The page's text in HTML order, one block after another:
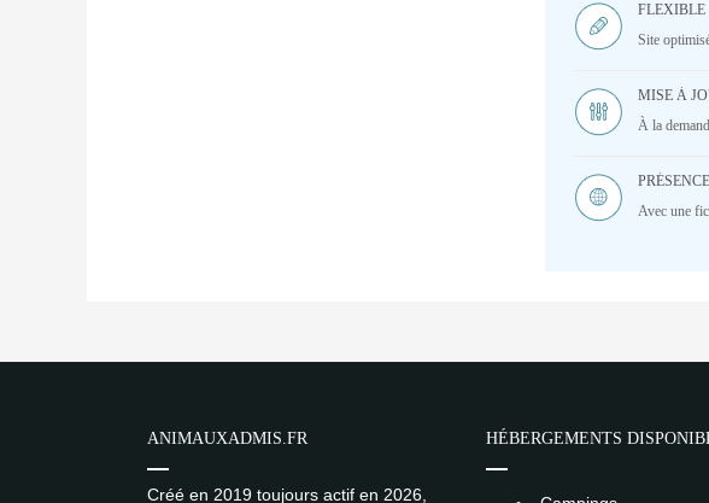
FLEXIBLE
Site
MISE À
À la
Avec une
ANIMAUXADMIS.FR
Créé en 2019 toujours actif en 2026,
HÉBERGEMENTS